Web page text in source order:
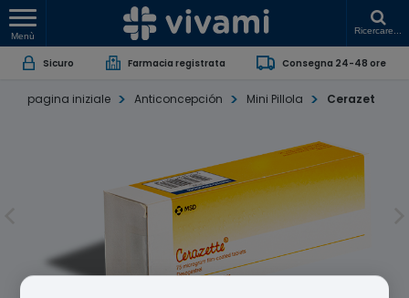
Menù
Ricercare...
Sicuro Farmacia registrata Consegna 24-48 ore
pagina iniziale Anticoncepción Mini Pillola Cerazet